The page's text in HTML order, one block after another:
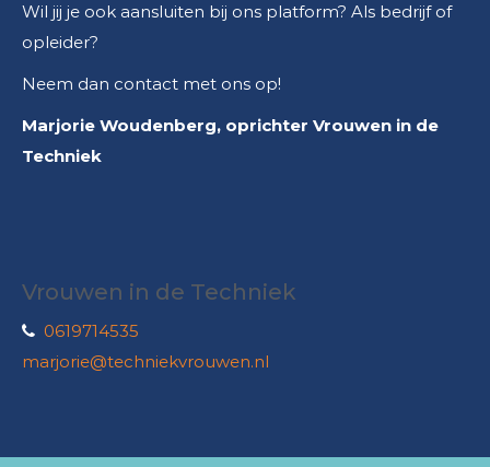
Wil jij je ook aansluiten bij ons platform? Als bedrijf of
opleider?
Neem dan contact met ons op!
Marjorie Woudenberg, oprichter Vrouwen in de
Techniek
Vrouwen in de Techniek
0619714535
marjorie@techniekvrouwen.nl